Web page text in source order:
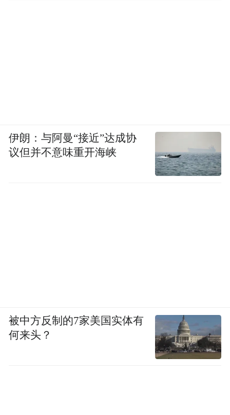
伊朗：与阿曼“接近”达成协
议但并不意味重开海峡
被中方反制的7家美国实体有
何来头？